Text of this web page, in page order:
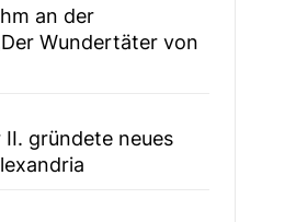
an der
Wundertäter von
gründete neues